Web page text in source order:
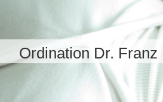
Ordination Dr. Franz